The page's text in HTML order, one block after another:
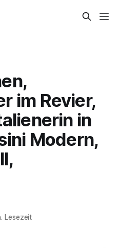
im Revier,
in
Modern,
Lesezeit